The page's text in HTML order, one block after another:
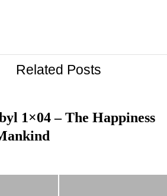
Related Posts
1×04 – The Happiness